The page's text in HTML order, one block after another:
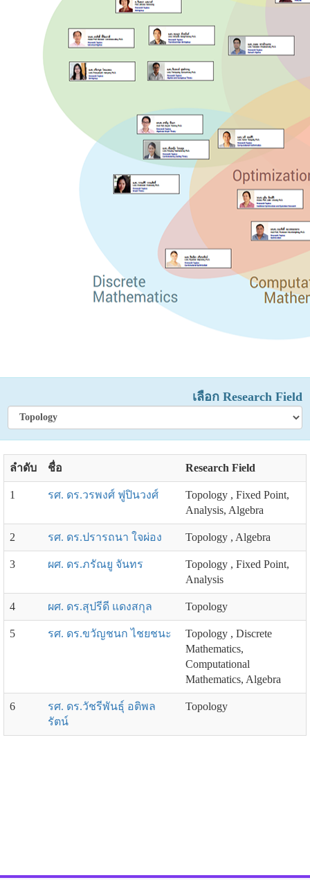
เลือก Research Field
ลำดับ ชื่อ Research Field
1 รศ. ดร.วรพงศ์ ฟูปินวงศ์
Topology , Fixed Point,
Analysis, Algebra
2 รศ. ดร.ปรารถนา ใจผ่อง Topology , Algebra
3 ผศ. ดร.ภรัณยู จันทร
Topology , Fixed Point,
Analysis
4 ผศ. ดร.สุปรีดี แดงสกุล Topology
5 รศ. ดร.ขวัญชนก ไชยชนะ
Topology , Discrete
Mathematics,
Computational
Mathematics, Algebra
6
รศ. ดร.วัชรีพันธุ์ อติพล
รัตน์
Topology